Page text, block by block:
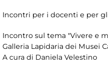
Incontri per i docenti e per
Incontro sul tema "Vivere e
Galleria Lapidaria dei Musei
A cura di Daniela Velestino